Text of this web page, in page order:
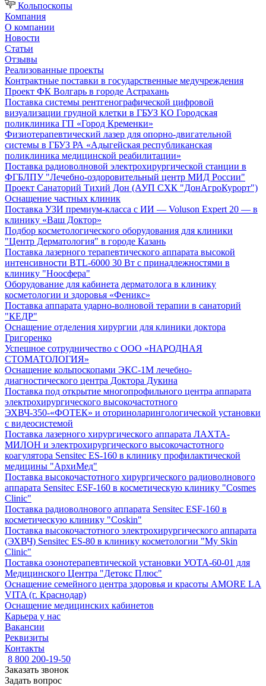
Кольпоскопы
Компания
О компании
Новости
Статьи
Отзывы
Реализованные проекты
Контрактные поставки в государственные медучреждения
Проект ФК Волгарь в городе Астрахань
Поставка системы рентгенографической цифровой
визуализации грудной клетки в ГБУЗ КО Городская
поликлиника ГП «Город Кременки»
Физиотерапевтический лазер для опорно-двигательной
системы в ГБУЗ РА «Адыгейская республиканская
поликлиника медицинской реабилитации»
Поставка радиоволновой электрохирургической станции в
ФГБЛПУ "Лечебно-оздоровительный центр МИД России"
Проект Санаторий Тихий Дон (АУП СХК "ДонАгроКурорт")
Оснащение частных клиник
Поставка УЗИ премиум-класса с ИИ — Voluson Expert 20 — в
клинику «Ваш Доктор»
Подбор косметологического оборудования для клиники
"Центр Дерматология" в городе Казань
Поставка лазерного терапевтического аппарата высокой
интенсивности BTL-6000 30 Вт с принадлежностями в
клинику "Ноосфера"
Оборудование для кабинета дерматолога в клинику
косметологии и здоровья «Феникс»
Поставка аппарата ударно-волновой терапии в санаторий
"КЕДР"
Оснащение отделения хирургии для клиники доктора
Григоренко
Успешное сотрудничество с ООО «НАРОДНАЯ
СТОМАТОЛОГИЯ»
Оснащение кольпоскопами ЭКС-1М лечебно-
диагностического центра Доктора Дукина
Поставка под открытие многопрофильного центра аппарата
электрохирургического высокочастотного
ЭХВЧ-350-«ФОТЕК» и оториноларингологической установки
с видеосистемой
Поставка лазерного хирургического аппарата ЛАХТА-
МИЛОН и электрохирургического высокочастотного
коагулятора Sensitec ES-160 в клинику профилактической
медицины "АрхиМед"
Поставка высокочастотного хирургического радиоволнового
аппарата Sensitec ESF-160 в косметическую клинику "Cosmes
Clinic"
Поставка радиоволнового аппарата Sensitec ESF-160 в
косметическую клинику "Coskin"
Поставка высокочастотного электрохирургического аппарата
(ЭХВЧ) Sensitec ES-80 в клинику косметологии "My Skin
Clinic"
Поставка озонотерапевтической установки УОТА-60-01 для
Медицинского Центра "Детокс Плюс"
Оснащение семейного центра здоровья и красоты AMORE LA
VITA (г. Краснодар)
Оснащение медицинских кабинетов
Карьера у нас
Вакансии
Реквизиты
Контакты
8 800 200-19-50
Заказать звонок
Задать вопрос